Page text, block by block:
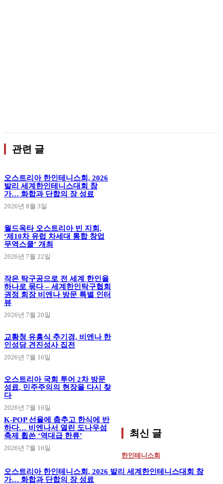
관련 글
오스트리아 한인테니스회, 2026
발리 세계한인테니스대회 참
가… 화합과 단합의 장 성료
2026년 8월 3일
월드옥타 오스트리아 빈 지회,
‘제10차 유럽 차세대 통합 창업
무역스쿨’ 개최
2026년 7월 22일
작은 탁구공으로 전 세계 한인을
하나로 묶다 – 세계한인탁구협회
권정 회장 비엔나 방문 특별 인터
뷰
2026년 7월 20일
교황청 유흥식 추기경, 비엔나 한
인성당 견진성사 집전
2026년 7월 16일
오스트리아 국회 투어 2차 방문
성료, 민주주의의 현장을 다시 찾
다
2026년 7월 16일
K-POP 선율에 춤추고 한식에 반
하다… 비엔나서 열린 도나우섬
축제 휩쓴 ‘역대급 한류’
2026년 7월 16일
최신 글
한인테니스회
오스트리아 한인테니스회, 2026 발리 세계한인테니스대회 참
가… 화합과 단합의 장 성료